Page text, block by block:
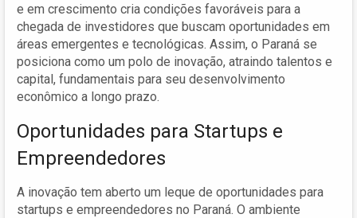
e em crescimento cria condições favoráveis para a
chegada de investidores que buscam oportunidades em
áreas emergentes e tecnológicas. Assim, o Paraná se
posiciona como um polo de inovação, atraindo talentos e
capital, fundamentais para seu desenvolvimento
econômico a longo prazo.
Oportunidades para Startups e
Empreendedores
A inovação tem aberto um leque de oportunidades para
startups e empreendedores no Paraná. O ambiente